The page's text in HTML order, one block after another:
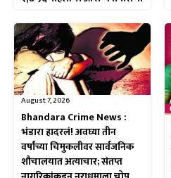
August 7, 2026
Bhandara Crime News :
भंडारा हादरलं! अवघ्या तीन
वर्षांच्या चिमुकलीवर सार्वजनिक
शौचालयात अत्याचार; संतप्त